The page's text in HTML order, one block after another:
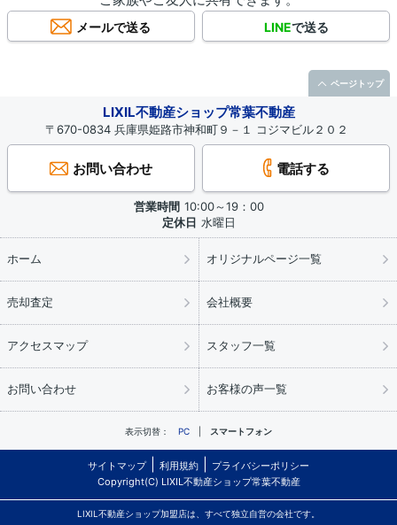
メールで送る LINEで送る
LIXIL不動産ショップ常葉不動産
〒670-0834 兵庫県姫路市神和町９－１ コジマビル２０２
お問い合わせ 電話する
営業時間 10:00～19：00
定休日 水曜日
ホーム オリジナルページ一覧
売却査定 会社概要
アクセスマップ スタッフ一覧
お問い合わせ お客様の声一覧
表示切替： PC スマートフォン
サイトマップ 利用規約
プライバシーポリシー
Copyright(C) LIXIL不動産ショップ常葉不動産
LIXIL不動産ショップ加盟店は、すべて独立自営の会社です。
ページトップ